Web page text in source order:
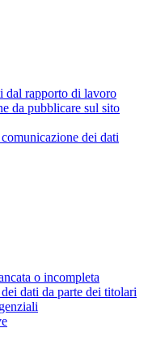
dal rapporto di lavoro
da pubblicare sul sito
dei dati
o incompleta
dati da parte dei titolari